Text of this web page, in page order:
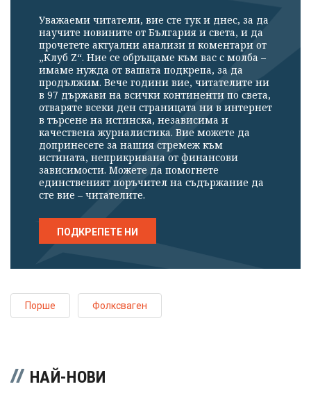
Уважаеми читатели, вие сте тук и днес, за да
научите новините от България и света, и да
прочетете актуални анализи и коментари от
„Клуб Z“. Ние се обръщаме към вас с молба –
имаме нужда от вашата подкрепа, за да
продължим. Вече години вие, читателите ни
в 97 държави на всички континенти по света,
отваряте всеки ден страницата ни в интернет
в търсене на истинска, независима и
качествена журналистика. Вие можете да
допринесете за нашия стремеж към
истината, неприкривана от финансови
зависимости. Можете да помогнете
единственият поръчител на съдържание да
сте вие – читателите.
ПОДКРЕПЕТЕ НИ
Порше Фолксваген
НАЙ-НОВИ